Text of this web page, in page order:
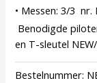
• Messen: 3/3 nr.
Benodigde
en T-sleutel
Bestelnummer: